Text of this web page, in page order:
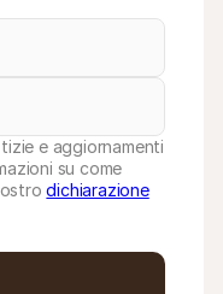
e aggiornamenti
su come
dichiarazione